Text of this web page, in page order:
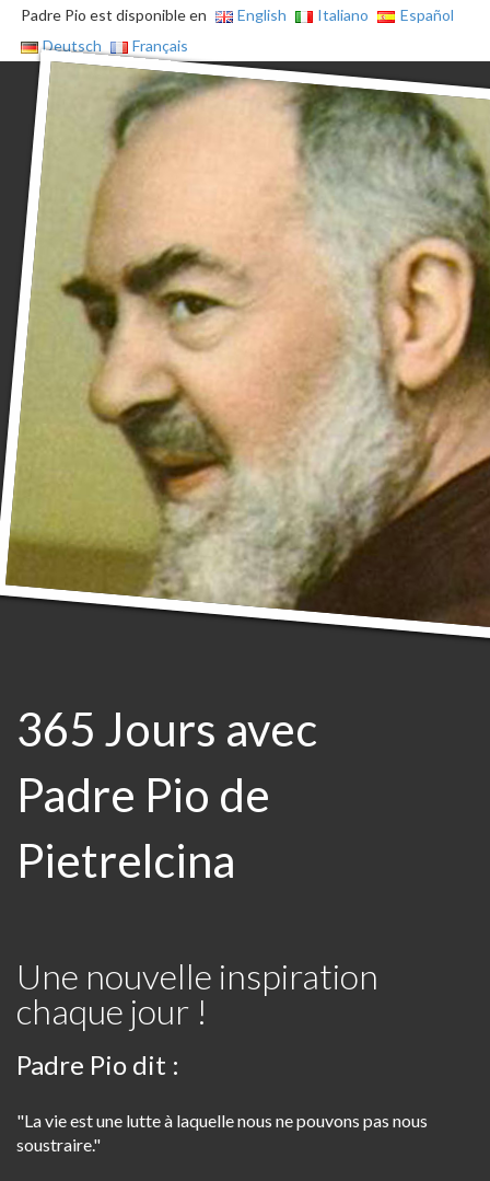
Padre Pio est disponible en English Italiano
Español
Deutsch
Français
365 Jours avec
Padre Pio de
Pietrelcina
Une nouvelle inspiration
chaque jour !
Padre Pio dit :
"La vie est une lutte à laquelle nous ne pouvons pas nous
soustraire."